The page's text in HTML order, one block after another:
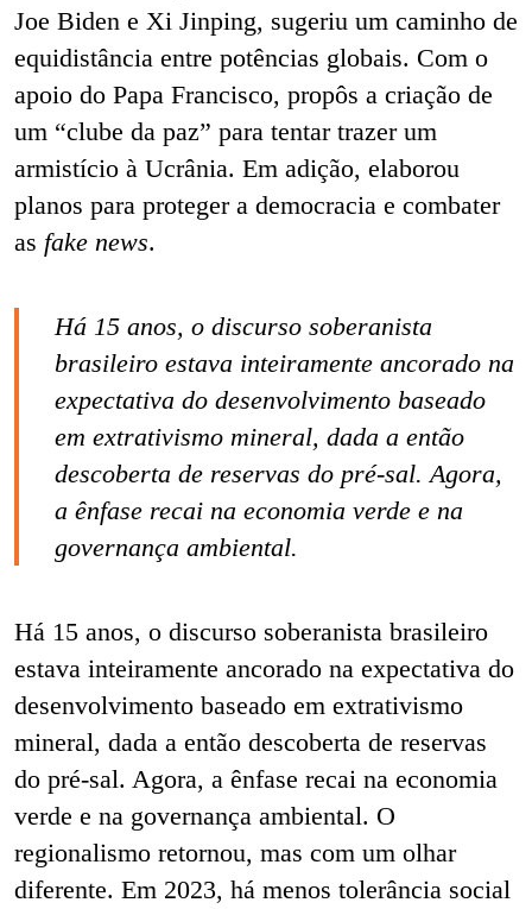
Joe Biden e Xi Jinping, sugeriu um caminho de
equidistância entre potências globais. Com o
apoio do Papa Francisco, propôs a criação de
um “clube da paz” para tentar trazer um
armistício à Ucrânia. Em adição, elaborou
planos para proteger a democracia e combater
as fake news.
Há 15 anos, o discurso soberanista
brasileiro estava inteiramente ancorado na
expectativa do desenvolvimento baseado
em extrativismo mineral, dada a então
descoberta de reservas do pré-sal. Agora,
a ênfase recai na economia verde e na
governança ambiental.
Há 15 anos, o discurso soberanista brasileiro
estava inteiramente ancorado na expectativa do
desenvolvimento baseado em extrativismo
mineral, dada a então descoberta de reservas
do pré-sal. Agora, a ênfase recai na economia
verde e na governança ambiental. O
regionalismo retornou, mas com um olhar
diferente. Em 2023, há menos tolerância social